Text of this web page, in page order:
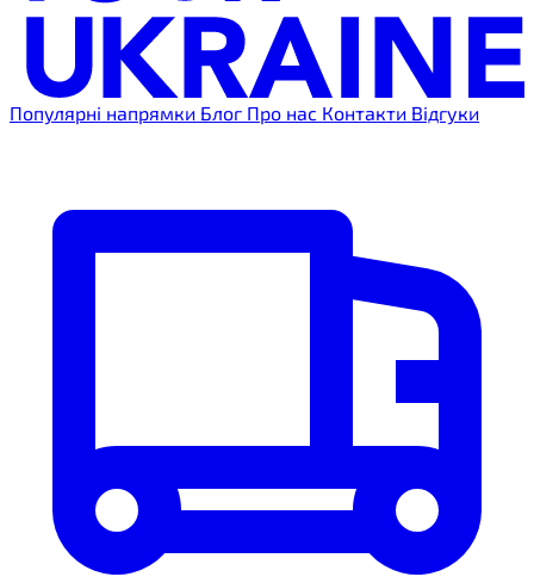
Популярні напрямки Блог Про нас Контакти Відгуки